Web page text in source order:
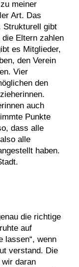
meiner
Art. Das
Strukturell gibt
die Eltern zahlen
es Mitglieder,
den Verein
Vier
den
auch
Punkte
dass alle
alle
haben.
die richtige
auf
lassen“, wenn
verstand. Die
daran